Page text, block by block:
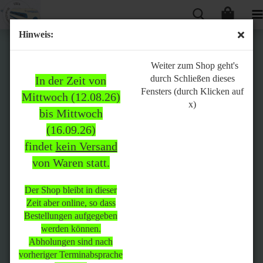
Hinweis:
In der Zeit von
Mittwoch (12.08.26)
bis Mittwoch
(16.09.26)
findet kein Versand
von Waren statt.
Der Shop bleibt in dieser
Zeit aber online, so dass
Bestellungen aufgegeben
werden können.
Abholungen sind nach
vorheriger Terminabsprache
Weiter zum Shop geht's
durch Schließen dieses
Fensters (durch Klicken auf
x)
Bitte
beachten:
In der Zeit von Mittwoch
(12.08.26) bis Mittwoch
(16.09.26)
statt.
Der Shop bleibt in dieser Zeit
aber online, so dass
Bestellungen aufgegeben
werden können.